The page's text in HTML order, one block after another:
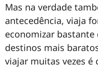
Mas na verdade
antecedência, viaja
economizar
destinos mais
viajar muitas vezes